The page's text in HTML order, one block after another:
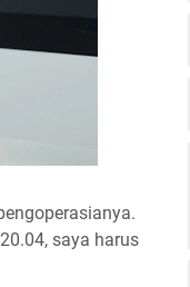
saya harus